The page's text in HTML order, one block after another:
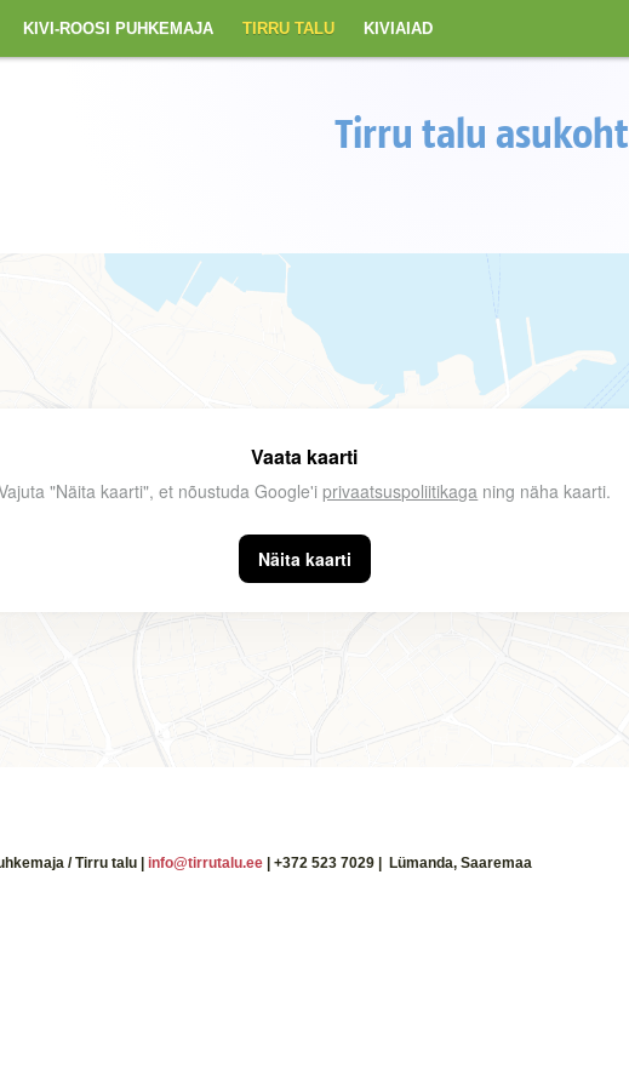
KIVI-ROOSI PUHKEMAJA TIRRU TALU KIVIAIAD
Tirru talu asukoht
Vaata kaarti
"Näita kaarti", et nõustuda Google'iprivaatsuspoliitikaga ning näha kaarti.
Näita kaarti
/ Tirru talu | info@tirrutalu.ee | +372 523 7029 | Lümanda, Saaremaa